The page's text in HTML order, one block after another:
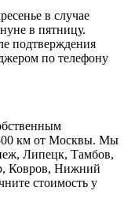
в случае
в пятницу.
подтверждения
по телефону
км от Москвы. Мы
Липецк, Тамбов,
Ковров, Нижний
стоимость у